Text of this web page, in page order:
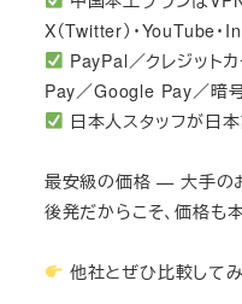
X（Twitter）・YouTube
PayPal／クレジット
Pay／Google Pay／暗
日本人スタッフが日
最安級の価格 — 大手の
後発だからこそ、価格も
他社とぜひ比較して